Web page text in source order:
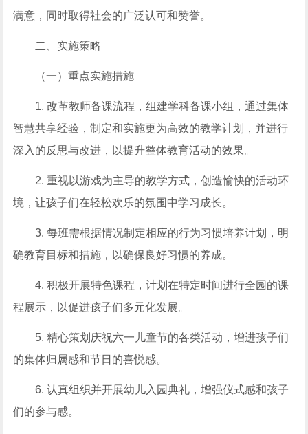
满意，同时取得社会的广泛认可和赞誉。
二、实施策略
（一）重点实施措施
1. 改革教师备课流程，组建学科备课小组，通过集体
智慧共享经验，制定和实施更为高效的教学计划，并进行
深入的反思与改进，以提升整体教育活动的效果。
2. 重视以游戏为主导的教学方式，创造愉快的活动环
境，让孩子们在轻松欢乐的氛围中学习成长。
3. 每班需根据情况制定相应的行为习惯培养计划，明
确教育目标和措施，以确保良好习惯的养成。
4. 积极开展特色课程，计划在特定时间进行全园的课
程展示，以促进孩子们多元化发展。
5. 精心策划庆祝六一儿童节的各类活动，增进孩子们
的集体归属感和节日的喜悦感。
6. 认真组织并开展幼儿入园典礼，增强仪式感和孩子
们的参与感。